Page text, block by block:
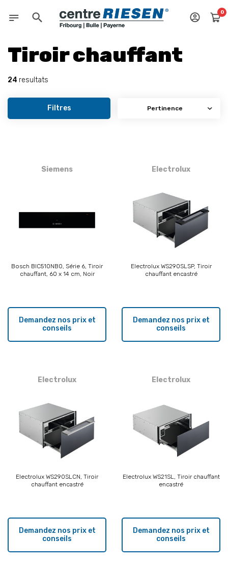
0
Tiroir chauffant
24 resultats
Filtres
Siemens
Bosch BIC510NB0, Série 6, Tiroir
chauffant, 60 x 14 cm, Noir
Demandez nos prix et
conseils
Electrolux
Electrolux WS290SLSP, Tiroir
chauffant encastré
Demandez nos prix et
conseils
Electrolux
Electrolux WS290SLCN, Tiroir
chauffant encastré
Demandez nos prix et
conseils
Electrolux
Electrolux WS21SL, Tiroir chauffant
encastré
Demandez nos prix et
conseils